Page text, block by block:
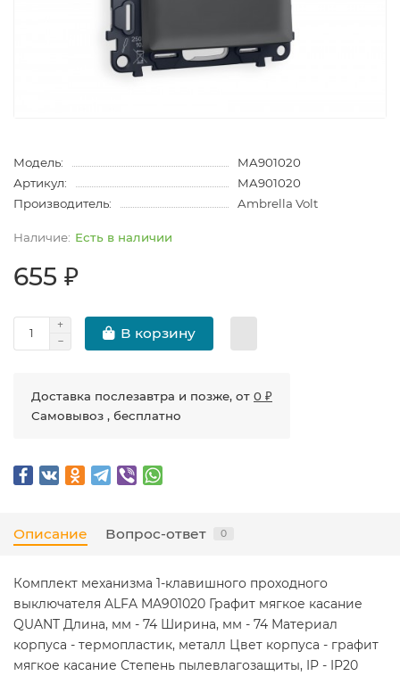
Модель:
MA901020
Артикул:
MA901020
Производитель:
Ambrella Volt
Есть в наличии
655 ₽
В корзину
Доставка послезавтра и позже, от 0 ₽
Самовывоз , бесплатно
Описание Вопрос-ответ 0
Комплект механизма 1-клавишного проходного
выключателя ALFA MA901020 Графит мягкое касание
QUANT Длина, мм - 74 Ширина, мм - 74 Материал
корпуса - термопластик, металл Цвет корпуса - графит
мягкое касание Степень пылевлагозащиты, IP - IP20